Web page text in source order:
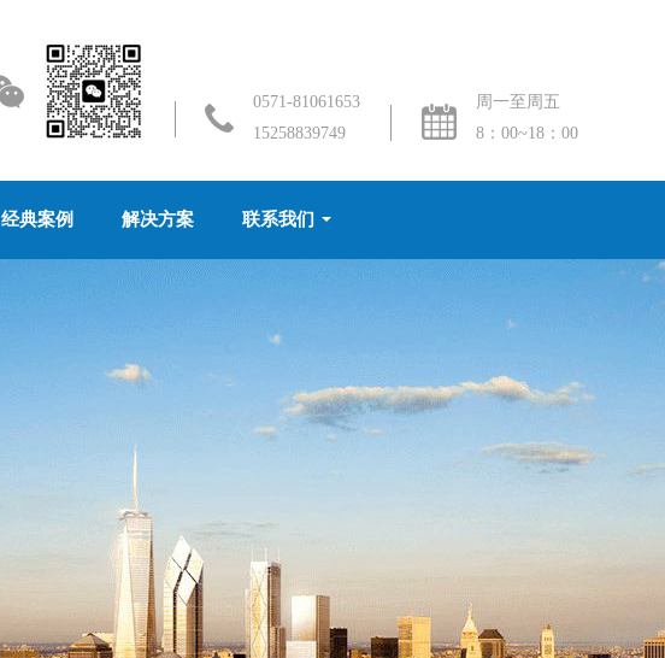
0571-81061653
15258839749
周一至周五
8：00~18：00
经典案例 解决方案 联系我们